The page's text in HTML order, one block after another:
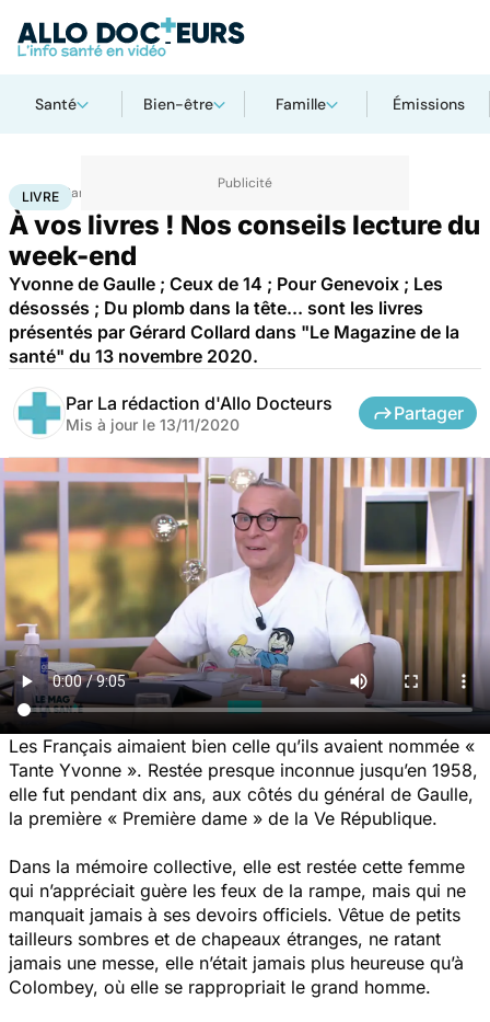
Santé Bien-être Famille Émissions
Accueil Santé
LIVRE
À vos livres ! Nos conseils lecture du
week-end
Yvonne de Gaulle ; Ceux de 14 ; Pour Genevoix ; Les
désossés ; Du plomb dans la tête... sont les livres
présentés par Gérard Collard dans "Le Magazine de la
santé" du 13 novembre 2020.
Par La rédaction d'Allo Docteurs
Mis à jour le 13/11/2020
Partager
Les Français aimaient bien celle qu’ils avaient nommée «
Tante Yvonne ». Restée presque inconnue jusqu’en 1958,
elle fut pendant dix ans, aux côtés du général de Gaulle,
la première « Première dame » de la Ve République.
Dans la mémoire collective, elle est restée cette femme
qui n’appréciait guère les feux de la rampe, mais qui ne
manquait jamais à ses devoirs officiels. Vêtue de petits
tailleurs sombres et de chapeaux étranges, ne ratant
jamais une messe, elle n’était jamais plus heureuse qu’à
Colombey, où elle se rappropriait le grand homme.